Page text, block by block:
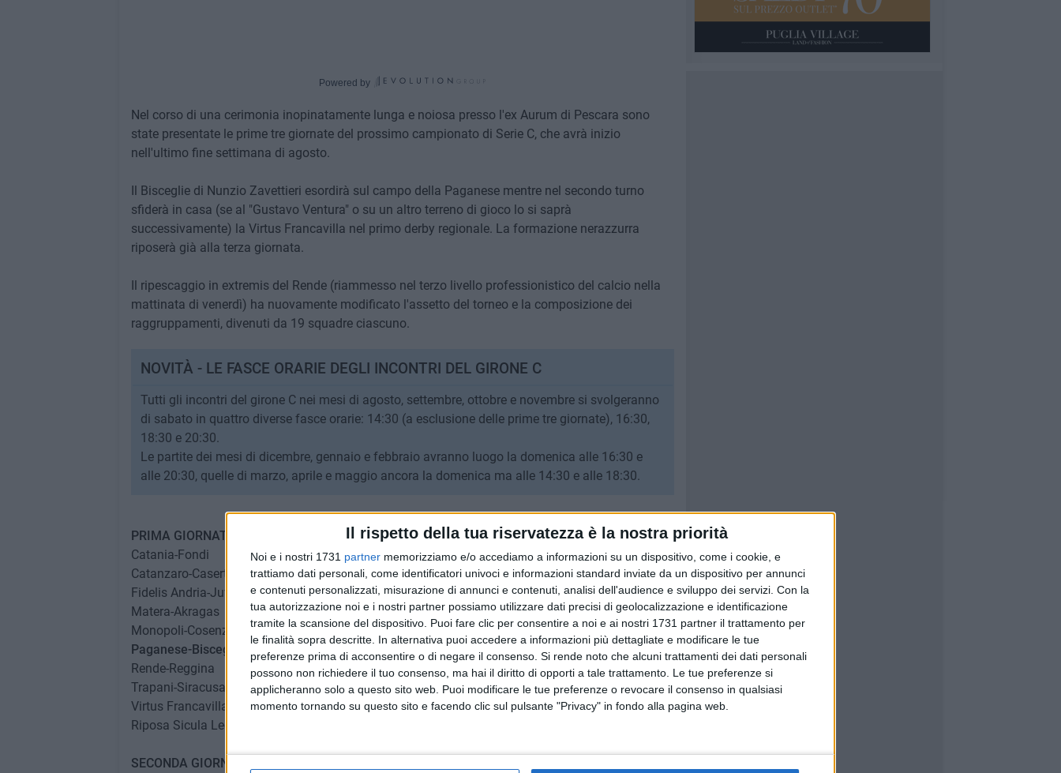
Il rispetto della tua riservatezza è la nostra priorità
Noi e i nostri 1731 partner memorizziamo e/o accediamo a informazioni su un dispositivo, come i cookie, e
trattiamo dati personali, come identificatori univoci e informazioni standard inviate da un dispositivo per annunci
e contenuti personalizzati, misurazione di annunci e contenuti, analisi dell'audience e sviluppo dei servizi. Con la
tua autorizzazione noi e i nostri partner possiamo utilizzare dati precisi di geolocalizzazione e identificazione
tramite la scansione del dispositivo. Puoi fare clic per consentire a noi e ai nostri 1731 partner il trattamento per
le finalità sopra descritte. In alternativa puoi accedere a informazioni più dettagliate e modificare le tue
preferenze prima di acconsentire o di negare il consenso. Si rende noto che alcuni trattamenti dei dati personali
possono non richiedere il tuo consenso, ma hai il diritto di opporti a tale trattamento. Le tue preferenze si
applicheranno solo a questo sito web. Puoi modificare le tue preferenze o revocare il consenso in qualsiasi
momento tornando su questo sito e facendo clic sul pulsante "Privacy" in fondo alla pagina web.
Powered by
Nel corso di una cerimonia inopinatamente lunga e noiosa presso l'ex Aurum di Pescara sono
state presentate le prime tre giornate del prossimo campionato di Serie C, che avrà inizio
nell'ultimo fine settimana di agosto.
Il Bisceglie di Nunzio Zavettieri esordirà sul campo della Paganese mentre nel secondo turno
sfiderà in casa (se al "Gustavo Ventura" o su un altro terreno di gioco lo si saprà
successivamente) la Virtus Francavilla nel primo derby regionale. La formazione nerazzurra
riposerà già alla terza giornata.
Il ripescaggio in extremis del Rende (riammesso nel terzo livello professionistico del calcio nella
mattinata di venerdì) ha nuovamente modificato l'assetto del torneo e la composizione dei
raggruppamenti, divenuti da 19 squadre ciascuno.
NOVITÀ - LE FASCE ORARIE DEGLI INCONTRI DEL GIRONE C
Tutti gli incontri del girone C nei mesi di agosto, settembre, ottobre e novembre si svolgeranno
di sabato in quattro diverse fasce orarie: 14:30 (a esclusione delle prime tre giornate), 16:30,
18:30 e 20:30.
Le partite dei mesi di dicembre, gennaio e febbraio avranno luogo la domenica alle 16:30 e
alle 20:30, quelle di marzo, aprile e maggio ancora la domenica ma alle 14:30 e alle 18:30.
PRIMA GIORNATA
Catania-Fondi
Catanzaro-Casertana
Fidelis Andria-Juve Stabia
Matera-Akragas
Monopoli-Cosenza
Paganese-Bisceglie
Rende-Reggina
Trapani-Siracusa
Virtus Francavilla-Lecce
Riposa Sicula Leonzio
SECONDA GIORNATA